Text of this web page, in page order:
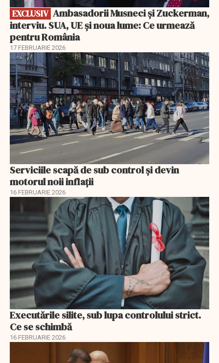
EXCLUSIV
interviu. SUA, UE și noua lume: Ce urmează
pentru România
17 FEBRUARIE 2026
Serviciile scapă de sub control și devin
motorul noii inflații
16 FEBRUARIE 2026
Executările silite, sub lupa controlului strict.
Ce se schimbă
16 FEBRUARIE 2026